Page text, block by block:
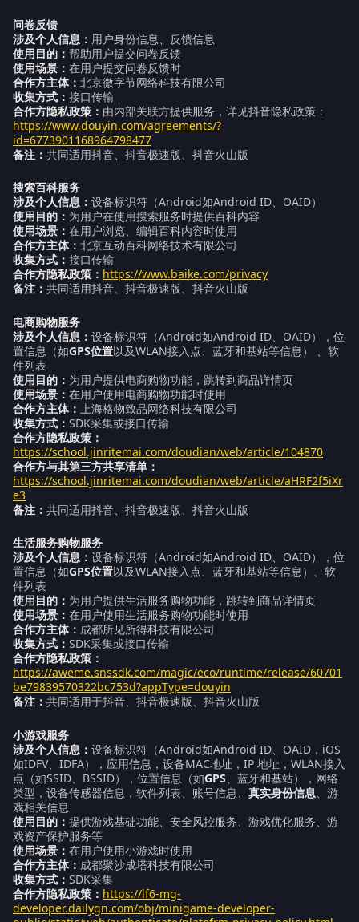
问卷反馈
涉及个人信息： 用户身份信息、反馈信息
使用目的： 帮助用户提交问卷反馈
使用场景： 在用户提交问卷反馈时
合作方主体： 北京微字节网络科技有限公司
收集方式： 接口传输
合作方隐私政策： 由内部关联方提供服务，详见抖音隐私政策：
https://www.douyin.com/agreements/?
id=6773901168964798477
备注： 共同适用抖音、抖音极速版、抖音火山版
搜索百科服务
涉及个人信息： 设备标识符（Android如Android ID、OAID）
使用目的： 为用户在使用搜索服务时提供百科内容
使用场景： 在用户浏览、编辑百科内容时使用
合作方主体： 北京互动百科网络技术有限公司
收集方式： 接口传输
合作方隐私政策： https://www.baike.com/privacy
备注： 共同适用抖音、抖音极速版、抖音火山版
电商购物服务
涉及个人信息： 设备标识符（Android如Android ID、OAID），位
置信息（如GPS位置以及WLAN接入点、蓝牙和基站等信息） 、软
件列表
使用目的： 为用户提供电商购物功能，跳转到商品详情页
使用场景： 在用户使用电商购物功能时使用
合作方主体： 上海格物致品网络科技有限公司
收集方式： SDK采集或接口传输
合作方隐私政策：
https://school.jinritemai.com/doudian/web/article/104870
合作方与其第三方共享清单：
https://school.jinritemai.com/doudian/web/article/aHRF2f5iXr
e3
备注： 共同适用抖音、抖音极速版、抖音火山版
生活服务购物服务
涉及个人信息： 设备标识符（Android如Android ID、OAID），位
置信息（如GPS位置以及WLAN接入点、蓝牙和基站等信息）、软
件列表
使用目的： 为用户提供生活服务购物功能，跳转到商品详情页
使用场景： 在用户使用生活服务购物功能时使用
合作方主体： 成都所见所得科技有限公司
收集方式： SDK采集或接口传输
合作方隐私政策：
https://aweme.snssdk.com/magic/eco/runtime/release/60701
be79839570322bc753d?appType=douyin
备注： 共同适用于抖音、抖音极速版、抖音火山版
小游戏服务
涉及个人信息： 设备标识符（Android如Android ID、OAID，iOS
如IDFV、IDFA），应用信息，设备MAC地址，IP 地址，WLAN接入
点（如SSID、BSSID），位置信息（如GPS 、蓝牙和基站），网络
类型，设备传感器信息，软件列表、账号信息、 真实身份信息 、游
戏相关信息
使用目的： 提供游戏基础功能、安全风控服务、游戏优化服务、游
戏资产保护服务等
使用场景： 在用户使用小游戏时使用
合作方主体： 成都聚沙成塔科技有限公司
收集方式： SDK采集
合作方隐私政策： https://lf6-mg-
developer.dailygn.com/obj/minigame-developer-